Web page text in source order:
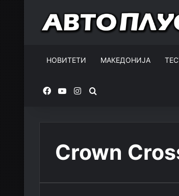
НОВИТЕТИ МАКЕДОНИЈА
FacebookYouTubeInstagram
Crown